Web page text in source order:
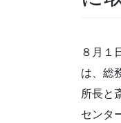
８月１
は、総
所長と
センタ